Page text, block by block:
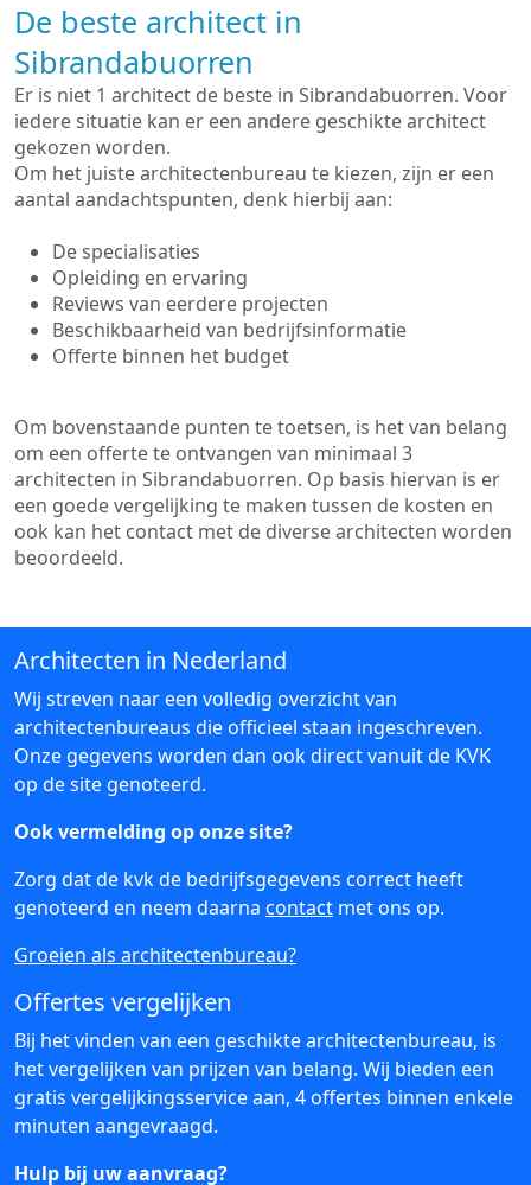
De beste architect in
Sibrandabuorren
Er is niet 1 architect de beste in Sibrandabuorren. Voor
iedere situatie kan er een andere geschikte architect
gekozen worden.
Om het juiste architectenbureau te kiezen, zijn er een
aantal aandachtspunten, denk hierbij aan:
De specialisaties
Opleiding en ervaring
Reviews van eerdere projecten
Beschikbaarheid van bedrijfsinformatie
Offerte binnen het budget
Om bovenstaande punten te toetsen, is het van belang
om een offerte te ontvangen van minimaal 3
architecten in Sibrandabuorren. Op basis hiervan is er
een goede vergelijking te maken tussen de kosten en
ook kan het contact met de diverse architecten worden
beoordeeld.
Architecten in Nederland
Wij streven naar een volledig overzicht van
architectenbureaus die officieel staan ingeschreven.
Onze gegevens worden dan ook direct vanuit de KVK
op de site genoteerd.
Ook vermelding op onze site?
Zorg dat de kvk de bedrijfsgegevens correct heeft
genoteerd en neem daarna contact met ons op.
Groeien als architectenbureau?
Offertes vergelijken
Bij het vinden van een geschikte architectenbureau, is
het vergelijken van prijzen van belang. Wij bieden een
gratis vergelijkingsservice aan, 4 offertes binnen enkele
minuten aangevraagd.
Hulp bij uw aanvraag?